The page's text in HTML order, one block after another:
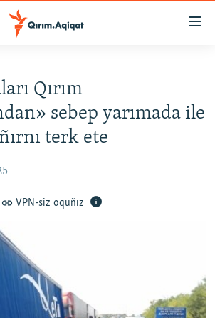
Qırım
sebep yarımada ile
terk ete
VPN-siz oquñız